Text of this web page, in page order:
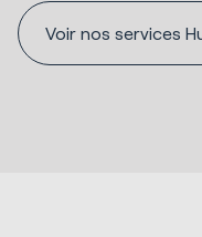
Voir nos services